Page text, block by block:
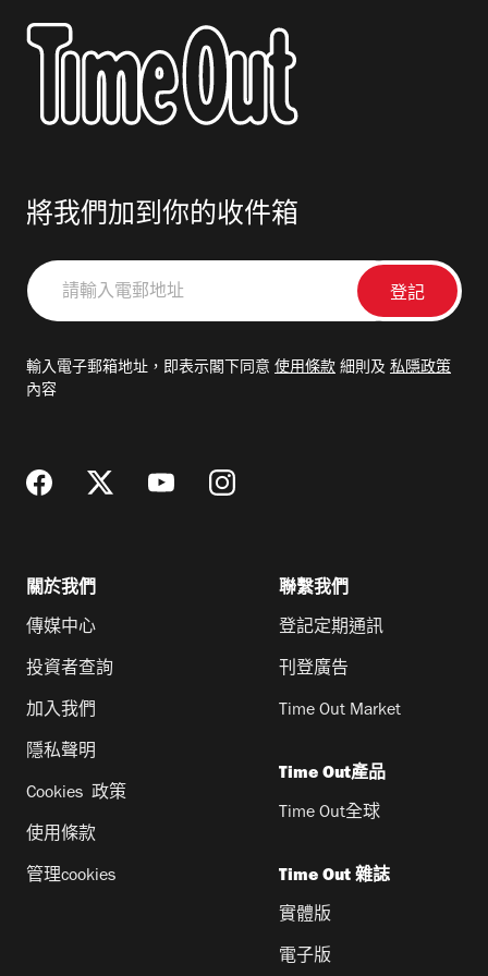
將我們加到你的收件箱
請
輸
郵
輸入電子郵箱地址，即表示閣下同意 使用條款 細則及 私隱政策
內容
關於我們
傳媒中心
投資者查詢
加入我們
隱私聲明
Cookies 政策
使用條款
管理cookies
聯繫我們
登記定期通訊
刊登廣告
Time Out Market
Time Out產品
Time Out全球
Time Out 雜誌
實體版
電子版